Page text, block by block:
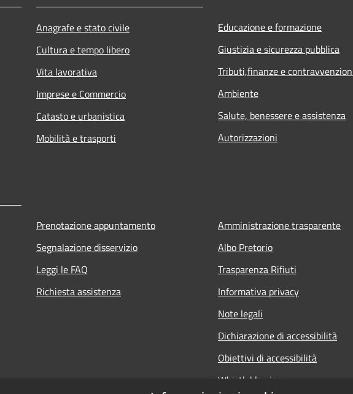
Anagrafe e stato civile
Cultura e tempo libero
Vita lavorativa
Imprese e Commercio
Catasto e urbanistica
Mobilità e trasporti
Educazione e formazione
Giustizia e sicurezza pubblica
Tributi,finanze e
Ambiente
Salute, benessere e assistenza
Autorizzazioni
Prenotazione appuntamento
Segnalazione disservizio
Leggi le FAQ
Richiesta assistenza
Amministrazione trasparente
Albo Pretorio
Trasparenza Rifiuti
Informativa privacy
Note legali
Dichiarazione di accessibilità
Obiettivi di accessibilità
Whistleblowing